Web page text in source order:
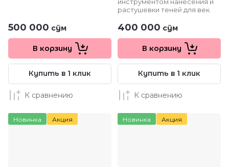
500 000 сўм
В корзину
Купить в 1 клик
К сравнению
инструментом нанесения и
растушевки теней для век.
400 000 сўм
В корзину
Купить в 1 клик
К сравнению
Новинка Акция Новинка Акция